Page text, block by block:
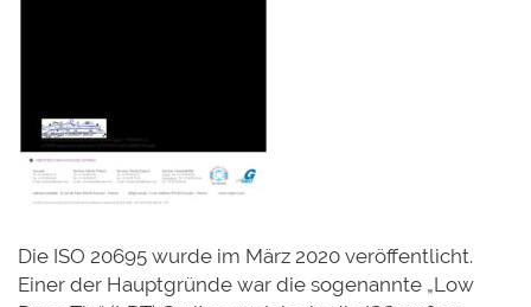
Die ISO 20695 wurde im März 2020 veröffentlicht.
Einer der Hauptgründe war die sogenannte „Low